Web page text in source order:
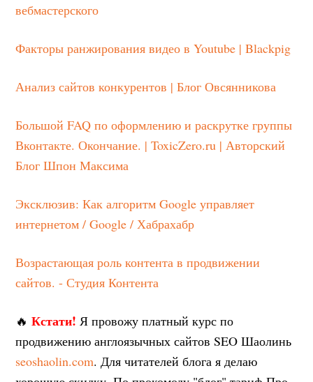
вебмастерского
Факторы ранжирования видео в Youtube | Blackpig
Анализ сайтов конкурентов | Блог Овсянникова
Большой FAQ по оформлению и раскрутке группы
Вконтакте. Окончание. | ToxicZero.ru | Авторский
Блог Шпон Максима
Эксклюзив: Как алгоритм Google управляет
интернетом / Google / Хабрахабр
Возрастающая роль контента в продвижении
сайтов. - Студия Контента
🔥Кстати! Я провожу платный курс по
продвижению англоязычных сайтов SEO Шаолинь
seoshaolin.com. Для читателей блога я делаю